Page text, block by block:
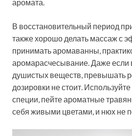
аромата.
В восстановительный период
также хорошо делать массаж с
принимать аромаванны,
аромарасчесывание. Даже
душистых веществ, превышать
дозировки не стоит.
специи, пейте ароматные
себя живыми цветами, и нюх не